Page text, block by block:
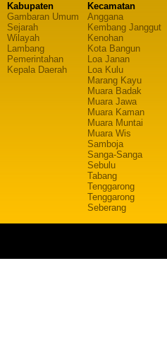
Kabupaten
Gambaran Umum
Sejarah
Wilayah
Lambang
Pemerintahan
Kepala Daerah
Kecamatan
Anggana
Kembang Janggut
Kenohan
Kota Bangun
Loa Janan
Loa Kulu
Marang Kayu
Muara Badak
Muara Jawa
Muara Kaman
Muara Muntai
Muara Wis
Samboja
Sanga-Sanga
Sebulu
Tabang
Tenggarong
Tenggarong
Seberang